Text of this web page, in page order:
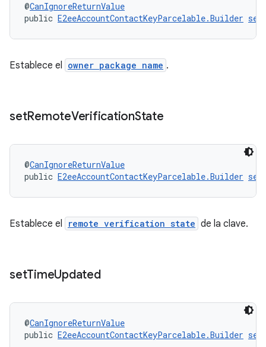
@CanIgnoreReturnValue
public E2eeAccountContactKeyParcelable.Builder
Establece el owner package name .
setRemoteVerificationState
@CanIgnoreReturnValue
public E2eeAccountContactKeyParcelable.Builder
Establece el remote verification state de la clave.
setTimeUpdated
@CanIgnoreReturnValue
public E2eeAccountContactKeyParcelable.Builder